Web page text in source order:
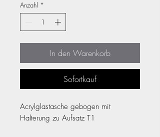
Anzahl *
In den Warenkorb
Sofortkauf
Acrylglastasche gebogen mit
Halterung zu Aufsatz T1